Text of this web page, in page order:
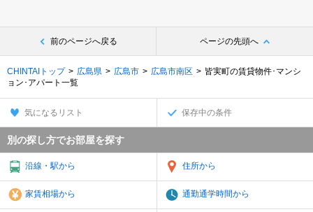
前のページへ戻る ページの先頭へ
CHINTAIトップ 広島県 広島市 広島市南区
皆実町の賃貸物件･マンシ
ョン･アパート一覧
気になるリスト 保存中の条件
別の探し方でお部屋を探す
沿線・駅から 住所から
家賃相場から 通勤通学時間から